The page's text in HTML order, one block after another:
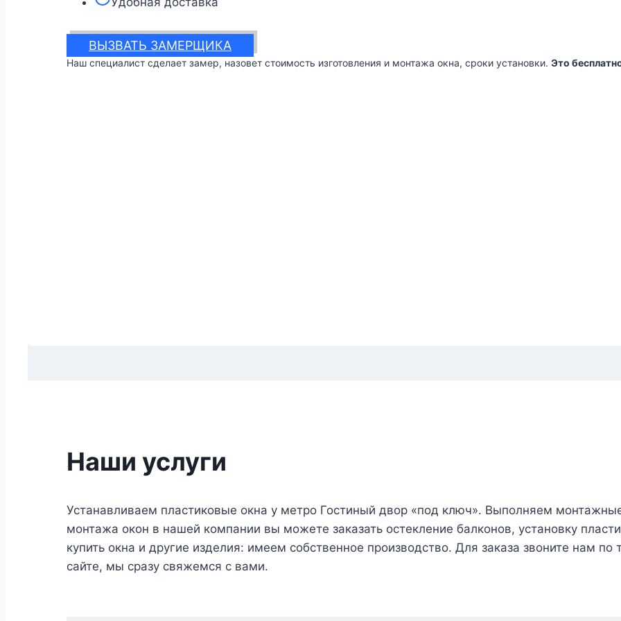
ВЫЗВАТЬ ЗАМЕРЩИКА
Наш специалист сделает замер, назовет стоимость изготовления и монтажа окна, сроки установки. Это
Наши услуги
Устанавливаем пластиковые окна у метро Гостиный двор «под ключ». Выполняем
монтажа окон в нашей компании вы можете заказать остекление балконов, установку
купить окна и другие изделия: имеем собственное производство. Для заказа звоните нам по
сайте, мы сразу свяжемся с вами.